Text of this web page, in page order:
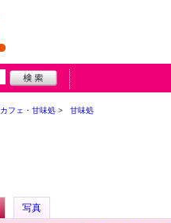
カフェ・甘味処 甘味処
写真